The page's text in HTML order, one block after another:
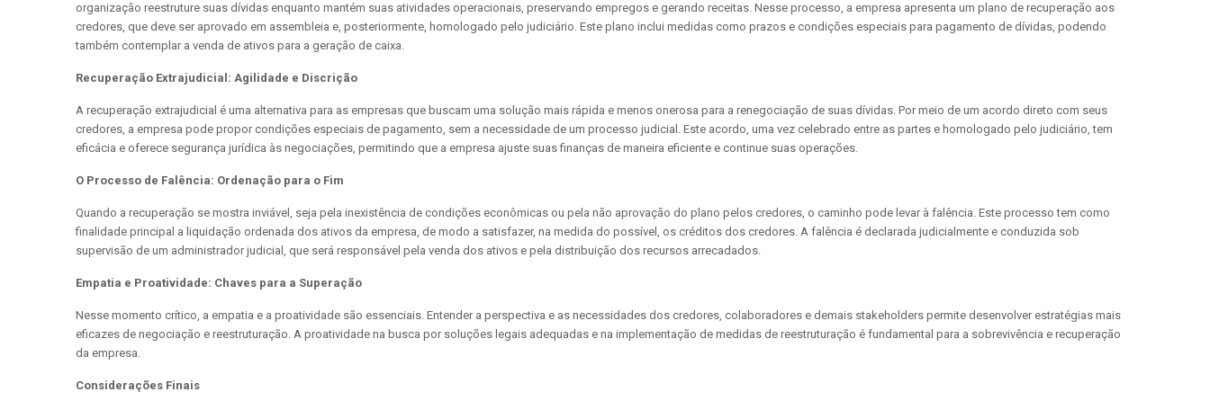
organização reestruture suas dívidas enquanto mantém suas atividades operacionais, preservando empregos e gerando receitas. Nesse processo, a empresa apresenta um plano de recuperação aos
credores, que deve ser aprovado em assembleia e, posteriormente, homologado pelo judiciário. Este plano inclui medidas como prazos e condições especiais para pagamento de dívidas, podendo
também contemplar a venda de ativos para a geração de caixa.
Recuperação Extrajudicial: Agilidade e Discrição
A recuperação extrajudicial é uma alternativa para as empresas que buscam uma solução mais rápida e menos onerosa para a renegociação de suas dívidas. Por meio de um acordo direto com seus
credores, a empresa pode propor condições especiais de pagamento, sem a necessidade de um processo judicial. Este acordo, uma vez celebrado entre as partes e homologado pelo judiciário, tem
eficácia e oferece segurança jurídica às negociações, permitindo que a empresa ajuste suas finanças de maneira eficiente e continue suas operações.
O Processo de Falência: Ordenação para o Fim
Quando a recuperação se mostra inviável, seja pela inexistência de condições econômicas ou pela não aprovação do plano pelos credores, o caminho pode levar à falência. Este processo tem como
finalidade principal a liquidação ordenada dos ativos da empresa, de modo a satisfazer, na medida do possível, os créditos dos credores. A falência é declarada judicialmente e conduzida sob
supervisão de um administrador judicial, que será responsável pela venda dos ativos e pela distribuição dos recursos arrecadados.
Empatia e Proatividade: Chaves para a Superação
Nesse momento crítico, a empatia e a proatividade são essenciais. Entender a perspectiva e as necessidades dos credores, colaboradores e demais stakeholders permite desenvolver estratégias mais
eficazes de negociação e reestruturação. A proatividade na busca por soluções legais adequadas e na implementação de medidas de reestruturação é fundamental para a sobrevivência e recuperação
da empresa.
Considerações Finais